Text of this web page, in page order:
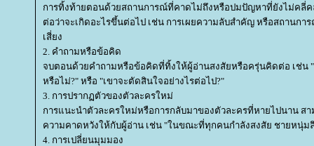
การทิ้งท้ายตอนด้วยสถานการณ์ที่คาดไม่ถึงหรือปมปัญหาที่ยังไม่คลี่ค
ต่อว่าจะเกิดอะไรขึ้นต่อไป เช่น การเผยความลับสำคัญ หรือสถานก
เสี่ยง
2. คำถามหรือข้อคิด
จบตอนด้วยคำถามหรือข้อคิดที่ทิ้งให้ผู้อ่านสงสัยหรือครุ่นคิดต่อ เช่น "
หรือไม่?" หรือ "เขาจะตัดสินใจอย่างไรต่อไป?"
3. การปรากฏตัวของตัวละครใหม่
การแนะนำตัวละครใหม่หรือการกลับมาของตัวละครที่หายไปนาน ส
ความคาดหวังให้กับผู้อ่าน เช่น "ในขณะที่ทุกคนกำลังสงสัย ชายหนุ่ม
4. การเปลี่ยนมุมมอง